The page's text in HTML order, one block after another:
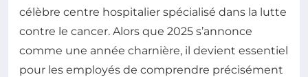
célèbre centre hospitalier spécialisé dans la lutte
contre le cancer. Alors que 2025 s’annonce
comme une année charnière, il devient essentiel
pour les employés de comprendre précisément